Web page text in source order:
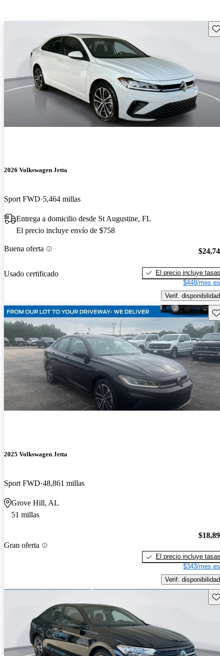
2026 Volkswagen Jetta
Sport FWD 5,464 millas
Entrega a domicilio desde St Augustine, FL
El precio incluye envío de $758
Buena oferta
Usado certificado
El precio incluye tasas
$448/mes
Verif. disponibilidad
2025 Volkswagen Jetta
Sport FWD 48,861 millas
Grove Hill, AL
51 millas
Gran oferta
El precio incluye tasas
$343/mes
Verif. disponibilidad